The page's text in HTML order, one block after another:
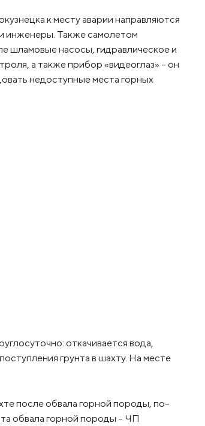
к месту аварии направляются
инженеры. Также самолетом
шламовые насосы, гидравлическое и
а также прибор «видеоглаз» – он
недоступные места горных
️откачивается вода,
грунта в шахту. На месте
после обвала горной породы, по-
обвала горной породы – ЧП